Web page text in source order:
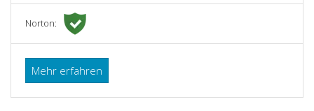
Norton:
Mehr erfahren